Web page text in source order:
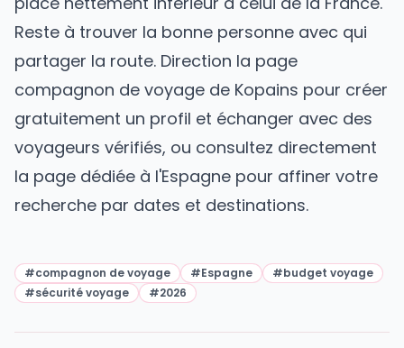
Reste à trouver la bonne personne avec qui
partager la route. Direction la page
compagnon de voyage de Kopains pour créer
gratuitement un profil et échanger avec des
voyageurs vérifiés, ou consultez directement
la page dédiée à l'Espagne pour affiner votre
recherche par dates et destinations.
#compagnon de voyage #Espagne #budget voyage
#sécurité voyage #2026